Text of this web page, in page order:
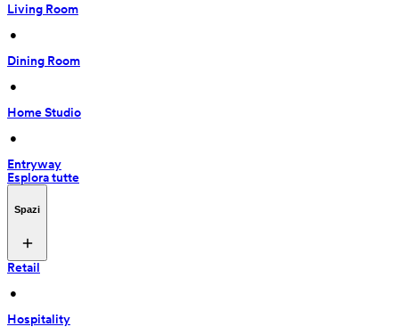
Living Room
•
Dining Room
•
Home Studio
•
Entryway
Esplora tutte
Spazi
Retail
•
Hospitality